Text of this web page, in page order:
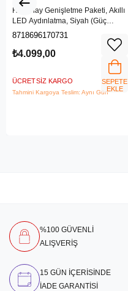
Hue Play Genişletme Paketi, Akıllı
LED Aydınlatma, Siyah (Güç
adaptörü dahil değildir)
8718696170731
₺4.099,00
ÜCRETSIZ KARGO
Tahmini Kargoya Teslim: Aynı Gün
SEPETE
EKLE
%100 GÜVENLİ
ALIŞVERİŞ
15 GÜN İÇERİSİNDE
İADE GARANTİSİ